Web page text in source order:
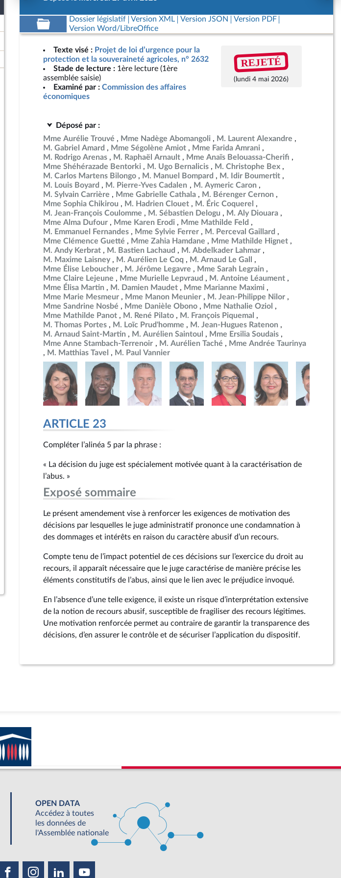
Date de dépôt
Dossier législatif Version XML Version JSON
Version PDF
Version Word/LibreOffice
Texte visé : Projet de loi d’urgence pour la
protection et la souveraineté agricoles, n° 2632
Stade de lecture : 1ère lecture (1ère
assemblée saisie)
Examiné par : Commission des affaires
économiques
REJETÉ
(lundi 4 mai 2026)
Déposé par :
Mme Aurélie Trouvé
Mme Nadège Abomangoli
M. Laurent Alexandre
M. Gabriel Amard
Mme Ségolène Amiot
Mme Farida Amrani
M. Rodrigo Arenas
M. Raphaël Arnault
Mme Anaïs Belouassa-Cherifi
Mme Shéhérazade Bentorki
M. Ugo Bernalicis
M. Christophe Bex
M. Carlos Martens Bilongo
M. Manuel Bompard
M. Idir Boumertit
M. Louis Boyard
M. Pierre-Yves Cadalen
M. Aymeric Caron
M. Sylvain Carrière
Mme Gabrielle Cathala
M. Bérenger Cernon
Mme Sophia Chikirou
M. Hadrien Clouet
M. Éric Coquerel
M. Jean-François Coulomme
M. Sébastien Delogu
M. Aly Diouara
Mme Alma Dufour
Mme Karen Erodi
Mme Mathilde Feld
M. Emmanuel Fernandes
Mme Sylvie Ferrer
M. Perceval Gaillard
Mme Clémence Guetté
Mme Zahia Hamdane
Mme Mathilde Hignet
M. Andy Kerbrat
M. Bastien Lachaud
M. Abdelkader Lahmar
M. Maxime Laisney
M. Aurélien Le Coq
M. Arnaud Le Gall
Mme Élise Leboucher
M. Jérôme Legavre
Mme Sarah Legrain
Mme Claire Lejeune
Mme Murielle Lepvraud
M. Antoine Léaument
Mme Élisa Martin
M. Damien Maudet
Mme Marianne Maximi
Mme Marie Mesmeur
Mme Manon Meunier
M. Jean-Philippe Nilor
Mme Sandrine Nosbé
Mme Danièle Obono
Mme Nathalie Oziol
Mme Mathilde Panot
M. René Pilato
M. François Piquemal
M. Thomas Portes
M. Loïc Prud'homme
M. Jean-Hugues Ratenon
M. Arnaud Saint-Martin
M. Aurélien Saintoul
Mme Ersilia Soudais
Mme Anne Stambach-Terrenoir
M. Aurélien Taché
Mme Andrée Taurinya
M. Matthias Tavel
M. Paul Vannier
ARTICLE 23
Compléter l’alinéa 5 par la phrase :
« La décision du juge est spécialement motivée quant à la caractérisation de
l’abus. »
Exposé sommaire
Le présent amendement vise à renforcer les exigences de motivation des
décisions par lesquelles le juge administratif prononce une condamnation à
des dommages et intérêts en raison du caractère abusif d’un recours.
Compte tenu de l’impact potentiel de ces décisions sur l’exercice du droit au
recours, il apparaît nécessaire que le juge caractérise de manière précise les
éléments constitutifs de l’abus, ainsi que le lien avec le préjudice invoqué.
En l’absence d’une telle exigence, il existe un risque d’interprétation extensive
de la notion de recours abusif, susceptible de fragiliser des recours légitimes.
Une motivation renforcée permet au contraire de garantir la transparence des
décisions, d’en assurer le contrôle et de sécuriser l’application du dispositif.
OPEN DATA
Accédez à toutes
les données de
l'Assemblée nationale